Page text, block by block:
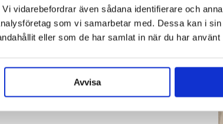
vidarebefordrar även sådana identifierare och
som vi samarbetar med. Dessa kan i
eller som de har samlat in när du har använt
Avvisa